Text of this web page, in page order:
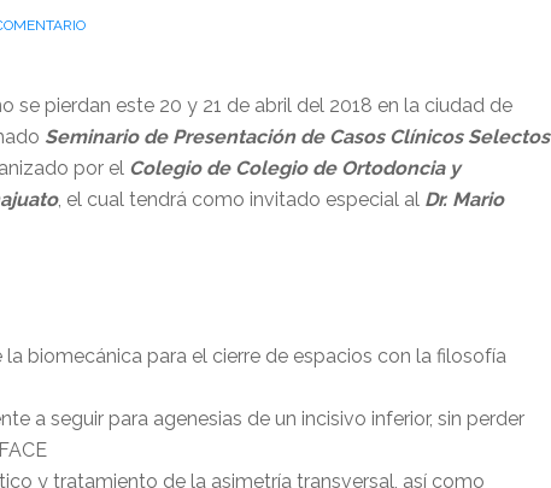
se pierdan este 20 y 21 de abril del 2018 en la ciudad de
Seminario de Presentación de Casos Clínicos Selectos
por el Colegio de Colegio de Ortodoncia y
, el cual tendrá como invitado especial al Dr. Mario
la biomecánica para el cierre de espacios con la filosofía
a seguir para agenesias de un incisivo inferior, sin perder
y tratamiento de la asimetría transversal, así como